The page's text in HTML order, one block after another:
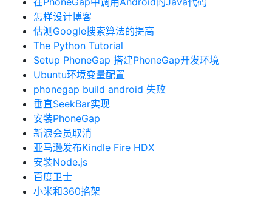
怎样设计博客
估测Google搜索算法的提高
The Python Tutorial
Setup PhoneGap 搭建PhoneGap开发环境
Ubuntu环境变量配置
phonegap build android 失败
垂直SeekBar实现
安装PhoneGap
新浪会员取消
亚马逊发布Kindle Fire HDX
安装Node.js
百度卫士
小米和360掐架